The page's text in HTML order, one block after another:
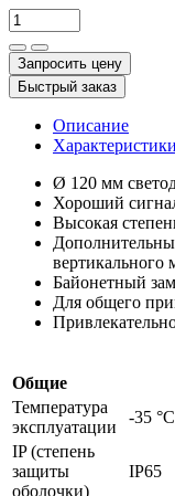
Запросить цену
Быстрый заказ
Описание
Характеристики
Ø 120 мм
Хороший
Высокая
вертикального
Байонетный
Для общего
Общие
Температура
эксплуатации
-35
IP (степень
защиты
оболочки)
IP65